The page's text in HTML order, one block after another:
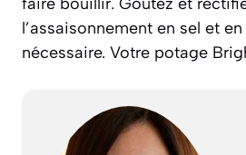
l’assaisonnement en sel et
nécessaire. Votre potage